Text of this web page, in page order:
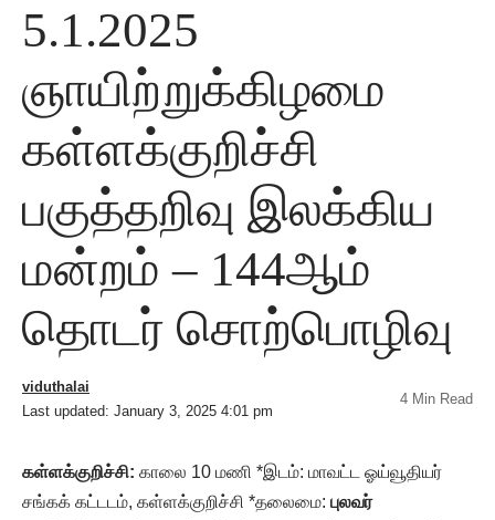
5.1.2025
ஞாயிற்றுக்கிழமை
கள்ளக்குறிச்சி
பகுத்தறிவு இலக்கிய
மன்றம் – 144ஆம்
தொடர் சொற்பொழிவு
Last updated: January 3, 2025 4:01 pm
viduthalai
4 Min Read
கள்ளக்குறிச்சி: காலை 10 மணி *இடம்: மாவட்ட ஓய்வூதியர்
சங்கக் கட்டடம், கள்ளக்குறிச்சி *தலைமை: புலவர்